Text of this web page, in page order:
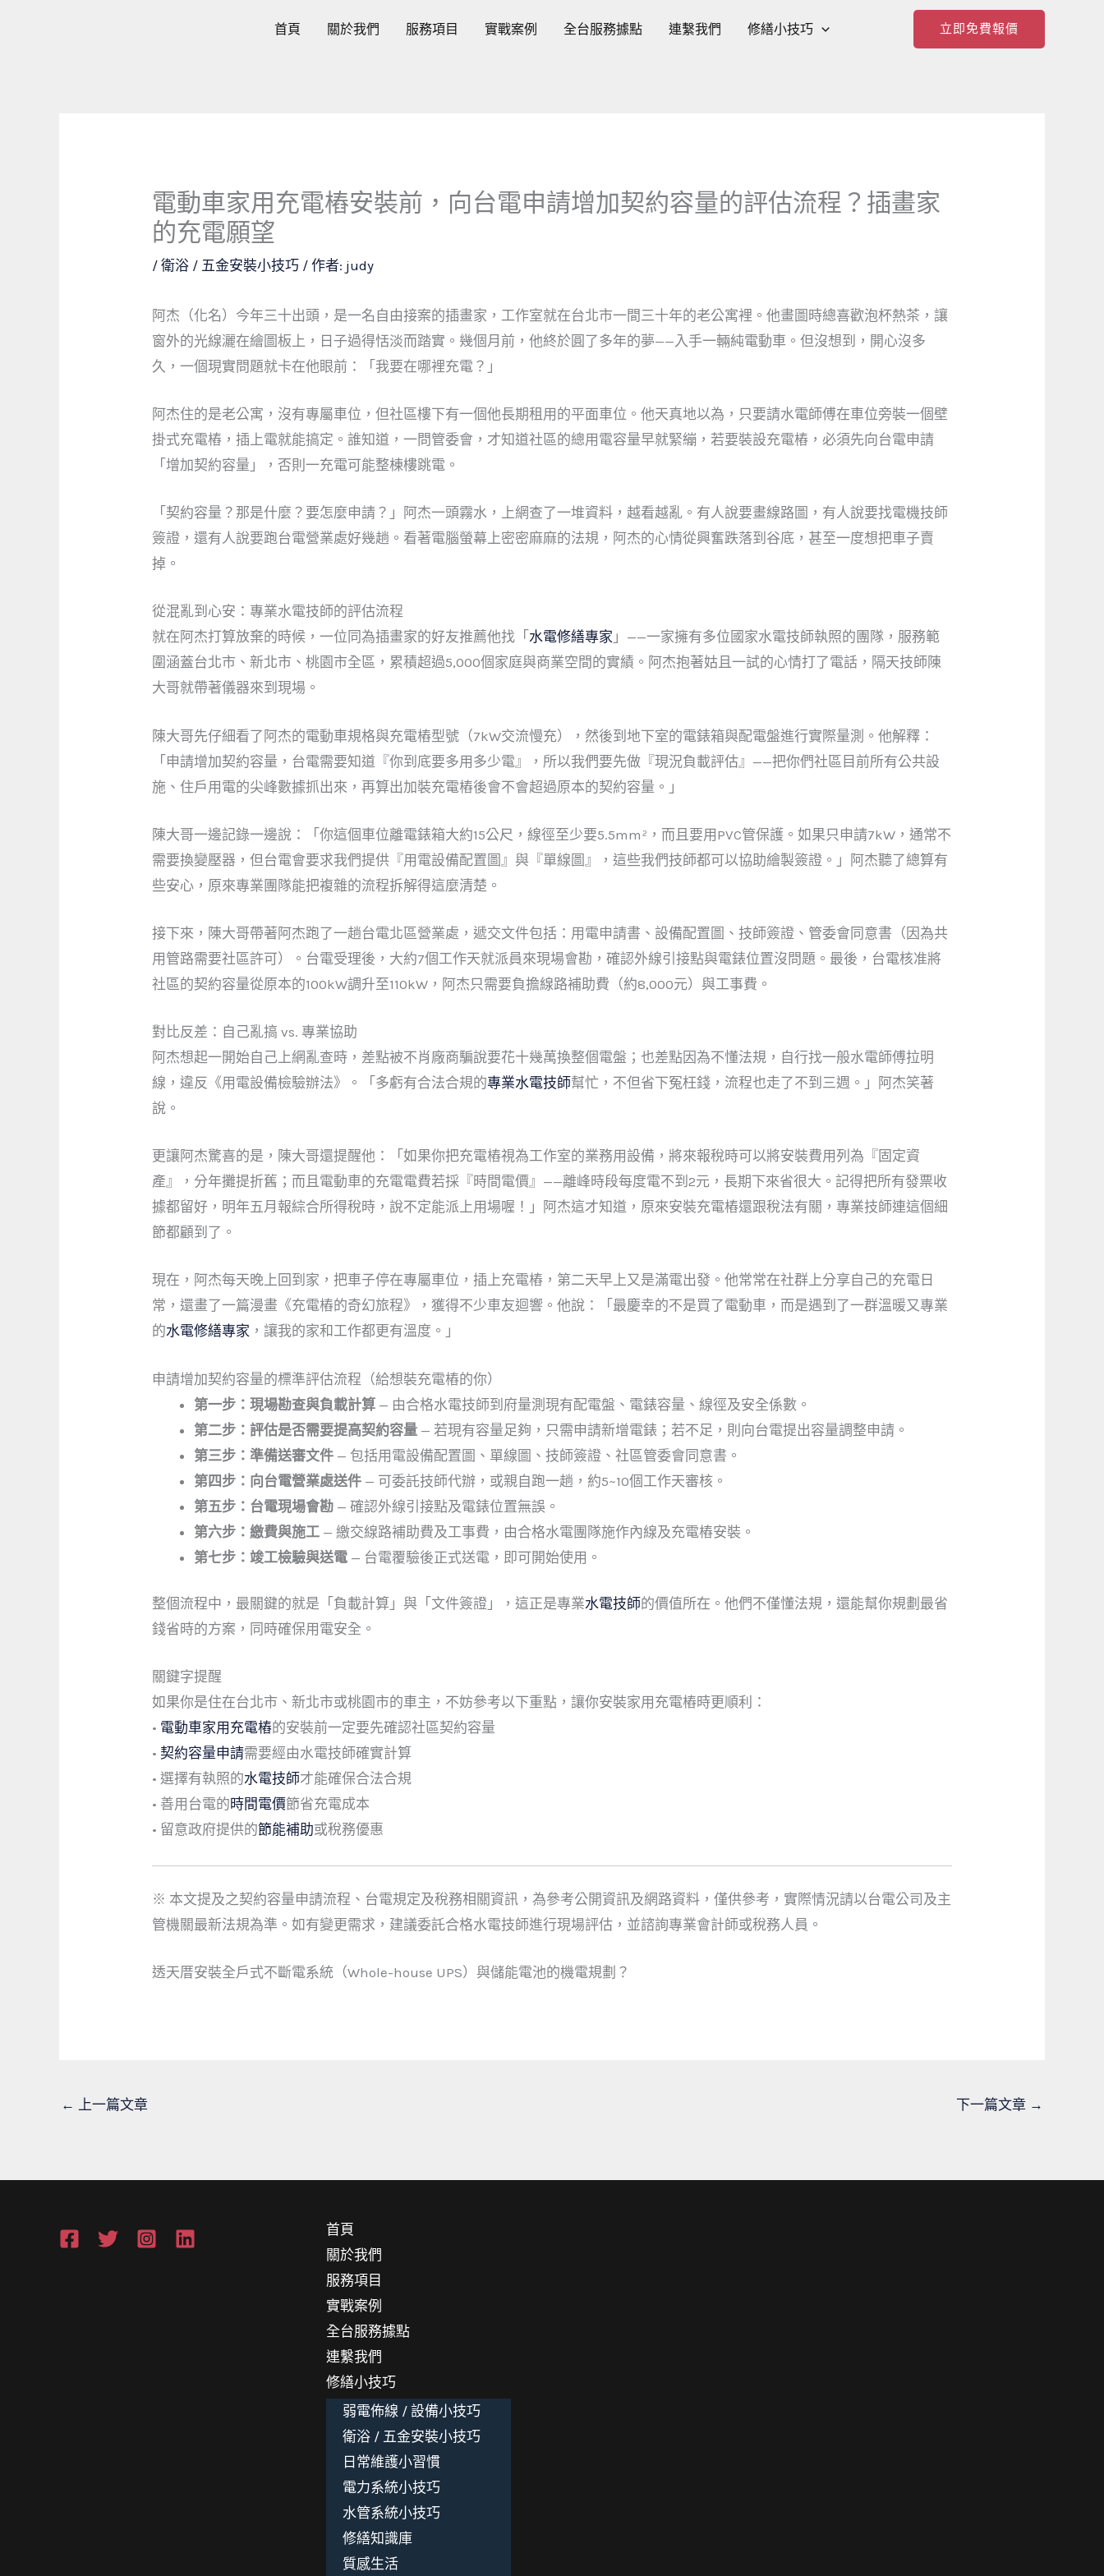
首頁 關於我們 服務項目 實戰案例 全台服務據點 連繫我們 修繕小技巧 立即免費報價
電動車家用充電樁安裝前，向台電申請增加契約容量的評估流程？插畫家
的充電願望
/衛浴 / 五金安裝小技巧 / 作者: judy
阿杰（化名）今年三十出頭，是一名自由接案的插畫家，工作室就在台北市一間三十年的老公寓裡。他畫圖時總喜歡泡杯熱茶，讓
窗外的光線灑在繪圖板上，日子過得恬淡而踏實。幾個月前，他終於圓了多年的夢——入手一輛純電動車。但沒想到，開心沒多
久，一個現實問題就卡在他眼前：「我要在哪裡充電？」
阿杰住的是老公寓，沒有專屬車位，但社區樓下有一個他長期租用的平面車位。他天真地以為，只要請水電師傅在車位旁裝一個壁
掛式充電樁，插上電就能搞定。誰知道，一問管委會，才知道社區的總用電容量早就緊繃，若要裝設充電樁，必須先向台電申請
「增加契約容量」，否則一充電可能整棟樓跳電。
「契約容量？那是什麼？要怎麼申請？」阿杰一頭霧水，上網查了一堆資料，越看越亂。有人說要畫線路圖，有人說要找電機技師
簽證，還有人說要跑台電營業處好幾趟。看著電腦螢幕上密密麻麻的法規，阿杰的心情從興奮跌落到谷底，甚至一度想把車子賣
掉。
從混亂到心安：專業水電技師的評估流程
就在阿杰打算放棄的時候，一位同為插畫家的好友推薦他找「水電修繕專家 」——一家擁有多位國家水電技師執照的團隊，服務範
圍涵蓋台北市、新北市、桃園市全區，累積超過5,000個家庭與商業空間的實績。阿杰抱著姑且一試的心情打了電話，隔天技師陳
大哥就帶著儀器來到現場。
陳大哥先仔細看了阿杰的電動車規格與充電樁型號（7kW交流慢充），然後到地下室的電錶箱與配電盤進行實際量測。他解釋：
「申請增加契約容量，台電需要知道『你到底要多用多少電』，所以我們要先做『現況負載評估』——把你們社區目前所有公共設
施、住戶用電的尖峰數據抓出來，再算出加裝充電樁後會不會超過原本的契約容量。」
陳大哥一邊記錄一邊說：「你這個車位離電錶箱大約15公尺，線徑至少要5.5mm²，而且要用PVC管保護。如果只申請7kW，通常不
需要換變壓器，但台電會要求我們提供『用電設備配置圖』與『單線圖』，這些我們技師都可以協助繪製簽證。」阿杰聽了總算有
些安心，原來專業團隊能把複雜的流程拆解得這麼清楚。
接下來，陳大哥帶著阿杰跑了一趟台電北區營業處，遞交文件包括：用電申請書、設備配置圖、技師簽證、管委會同意書（因為共
用管路需要社區許可）。台電受理後，大約7個工作天就派員來現場會勘，確認外線引接點與電錶位置沒問題。最後，台電核准將
社區的契約容量從原本的100kW調升至110kW，阿杰只需要負擔線路補助費（約8,000元）與工事費。
對比反差：自己亂搞 vs. 專業協助
阿杰想起一開始自己上網亂查時，差點被不肖廠商騙說要花十幾萬換整個電盤；也差點因為不懂法規，自行找一般水電師傅拉明
線，違反《用電設備檢驗辦法》。「多虧有合法合規的專業水電技師幫忙，不但省下冤枉錢，流程也走了不到三週。」阿杰笑著
說。
更讓阿杰驚喜的是，陳大哥還提醒他：「如果你把充電樁視為工作室的業務用設備，將來報稅時可以將安裝費用列為『固定資
產』，分年攤提折舊；而且電動車的充電電費若採『時間電價』——離峰時段每度電不到2元，長期下來省很大。記得把所有發票收
據都留好，明年五月報綜合所得稅時，說不定能派上用場喔！」阿杰這才知道，原來安裝充電樁還跟稅法有關，專業技師連這個細
節都顧到了。
現在，阿杰每天晚上回到家，把車子停在專屬車位，插上充電樁，第二天早上又是滿電出發。他常常在社群上分享自己的充電日
常，還畫了一篇漫畫《充電樁的奇幻旅程》，獲得不少車友迴響。他說：「最慶幸的不是買了電動車，而是遇到了一群溫暖又專業
的水電修繕專家 ，讓我的家和工作都更有溫度。」
申請增加契約容量的標準評估流程（給想裝充電樁的你）
第一步：現場勘查與負載計算 — 由合格水電技師到府量測現有配電盤、電錶容量、線徑及安全係數。
第二步：評估是否需要提高契約容量 — 若現有容量足夠，只需申請新增電錶；若不足，則向台電提出容量調整申請。
第三步：準備送審文件 — 包括用電設備配置圖、單線圖、技師簽證、社區管委會同意書。
第四步：向台電營業處送件 — 可委託技師代辦，或親自跑一趟，約5~10個工作天審核。
第五步：台電現場會勘 — 確認外線引接點及電錶位置無誤。
第六步：繳費與施工 — 繳交線路補助費及工事費，由合格水電團隊施作內線及充電樁安裝。
第七步：竣工檢驗與送電 — 台電覆驗後正式送電，即可開始使用。
整個流程中，最關鍵的就是「負載計算」與「文件簽證」，這正是專業水電技師的價值所在。他們不僅懂法規，還能幫你規劃最省
錢省時的方案，同時確保用電安全。
關鍵字提醒
如果你是住在台北市、新北市或桃園市的車主，不妨參考以下重點，讓你安裝家用充電樁時更順利：
• 電動車家用充電樁的安裝前一定要先確認社區契約容量
• 契約容量申請需要經由水電技師確實計算
• 選擇有執照的水電技師才能確保合法合規
• 善用台電的時間電價節省充電成本
• 留意政府提供的節能補助或稅務優惠
※ 本文提及之契約容量申請流程、台電規定及稅務相關資訊，為參考公開資訊及網路資料，僅供參考，實際情況請以台電公司及主
管機關最新法規為準。如有變更需求，建議委託合格水電技師進行現場評估，並諮詢專業會計師或稅務人員。
透天厝安裝全戶式不斷電系統（Whole-house UPS）與儲能電池的機電規劃？
← 上一篇文章 下一篇文章 →
首頁
關於我們
服務項目
實戰案例
全台服務據點
連繫我們
修繕小技巧
弱電佈線 / 設備小技巧
衛浴 / 五金安裝小技巧
日常維護小習慣
電力系統小技巧
水管系統小技巧
修繕知識庫
質感生活